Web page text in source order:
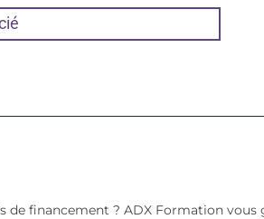
de financement ? ADX Formation vous